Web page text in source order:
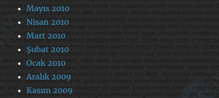
Mayıs 2010
Nisan 2010
Mart 2010
Şubat 2010
Ocak 2010
Aralık 2009
Kasım 2009